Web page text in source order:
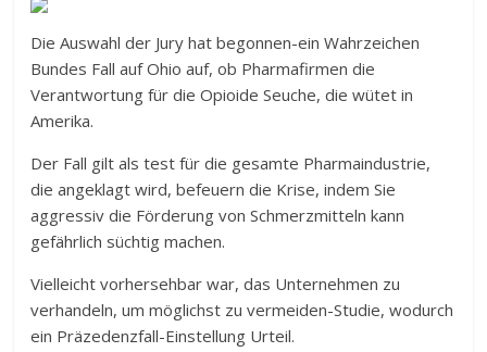
Die Auswahl der Jury hat begonnen-ein Wahrzeichen
Bundes Fall auf Ohio auf, ob Pharmafirmen die
Verantwortung für die Opioide Seuche, die wütet in
Amerika.
Der Fall gilt als test für die gesamte Pharmaindustrie,
die angeklagt wird, befeuern die Krise, indem Sie
aggressiv die Förderung von Schmerzmitteln kann
gefährlich süchtig machen.
Vielleicht vorhersehbar war, das Unternehmen zu
verhandeln, um möglichst zu vermeiden-Studie, wodurch
ein Präzedenzfall-Einstellung Urteil.